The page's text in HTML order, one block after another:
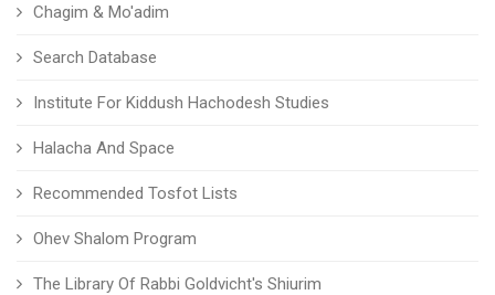
Chagim & Mo'adim
Search Database
Institute For Kiddush Hachodesh Studies
Halacha And Space
Recommended Tosfot Lists
Ohev Shalom Program
The Library Of Rabbi Goldvicht's Shiurim